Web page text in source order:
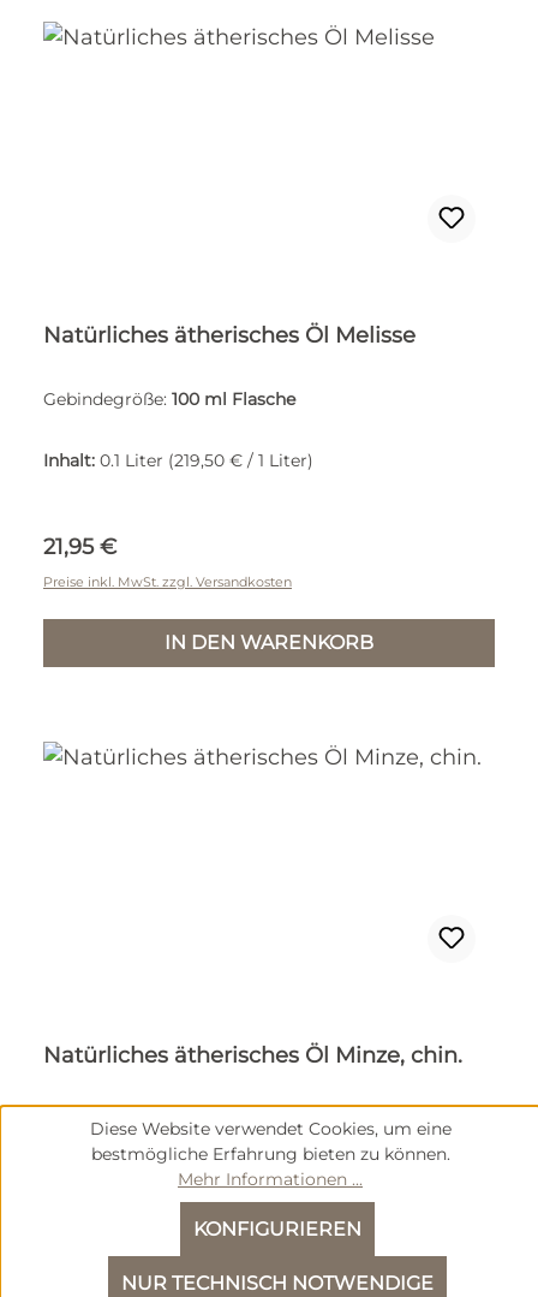
Natürliches ätherisches Öl Melisse
Gebindegröße: 100 ml Flasche
Inhalt: 0.1 Liter (219,50 € / 1 Liter)
Regulärer Preis:
21,95 €
Preise inkl. MwSt. zzgl. Versandkosten
IN DEN WARENKORB
Natürliches ätherisches Öl Minze, chin.
Gebindegröße:100 ml Flasche
(185,00 € / 1 Liter)
Diese Website verwendet Cookies, um eine
bestmögliche Erfahrung bieten zu können.
Mehr Informationen ...
NUR TECHNISCH NOTWENDIGE
KONFIGURIEREN